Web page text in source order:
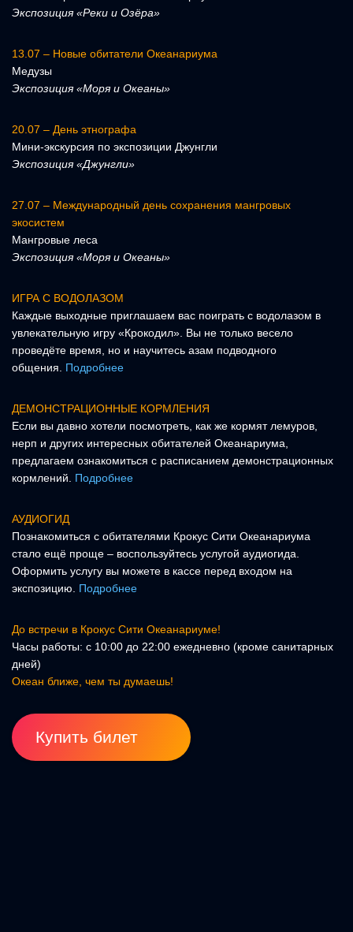
Экспозиция «Реки и Озёра»
13.07 – Новые обитатели Океанариума
Медузы
Экспозиция «Моря и Океаны»
20.07 – День этнографа
Мини-экскурсия по экспозиции Джунгли
Экспозиция «Джунгли»
27.07 – Международный день сохранения мангровых
экосистем
Мангровые леса
Экспозиция «Моря и Океаны»
ИГРА С ВОДОЛАЗОМ
Каждые выходные приглашаем вас поиграть с водолазом в
увлекательную игру «Крокодил». Вы не только весело
проведёте время, но и научитесь азам подводного
общения. Подробнее
ДЕМОНСТРАЦИОННЫЕ КОРМЛЕНИЯ
Если вы давно хотели посмотреть, как же кормят лемуров,
нерп и других интересных обитателей Океанариума,
предлагаем ознакомиться с расписанием демонстрационных
кормлений. Подробнее
АУДИОГИД
Познакомиться с обитателями Крокус Сити Океанариума
стало ещё проще – воспользуйтесь услугой аудиогида.
Оформить услугу вы можете в кассе перед входом на
экспозицию. Подробнее
До встречи в Крокус Сити Океанариуме!
Часы работы: с 10:00 до 22:00 ежедневно (кроме санитарных
дней)
Океан ближе, чем ты думаешь!
Купить билет